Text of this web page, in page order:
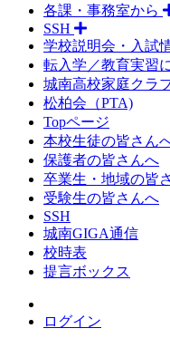
各課・事務室から
SSH
学校説明会・入試
転入学／教育実習
城南高校家庭クラ
松柏会（PTA)
Topページ
本校生徒の皆さん
保護者の皆さんへ
卒業生・地域の皆
受験生の皆さんへ
SSH
城南GIGA通信
校時表
提言ボックス
ログイン